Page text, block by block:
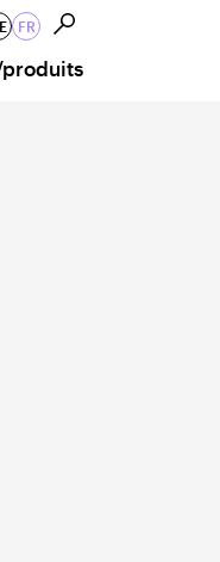
FR